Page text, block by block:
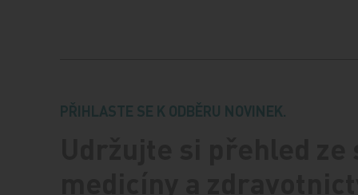
PŘIHLASTE SE K ODBĚRU NOVINEK.